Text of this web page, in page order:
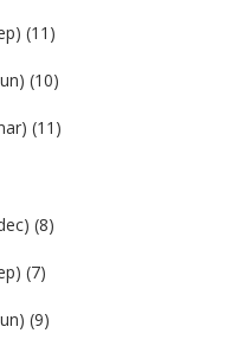
(11)
(10)
(11)
(8)
(7)
(9)